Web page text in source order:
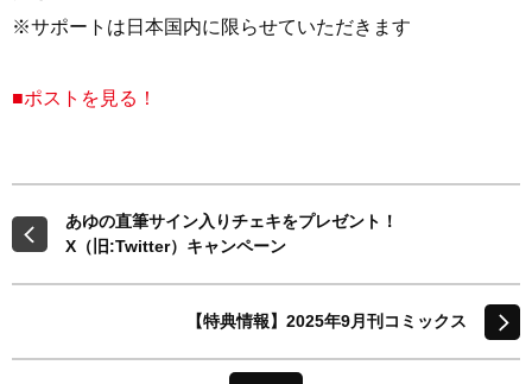
※サポートは日本国内に限らせていただきます
■ポストを見る！
あゆの直筆サイン入りチェキをプレゼント！
X（旧:Twitter）キャンペーン
【特典情報】2025年9月刊コミックス